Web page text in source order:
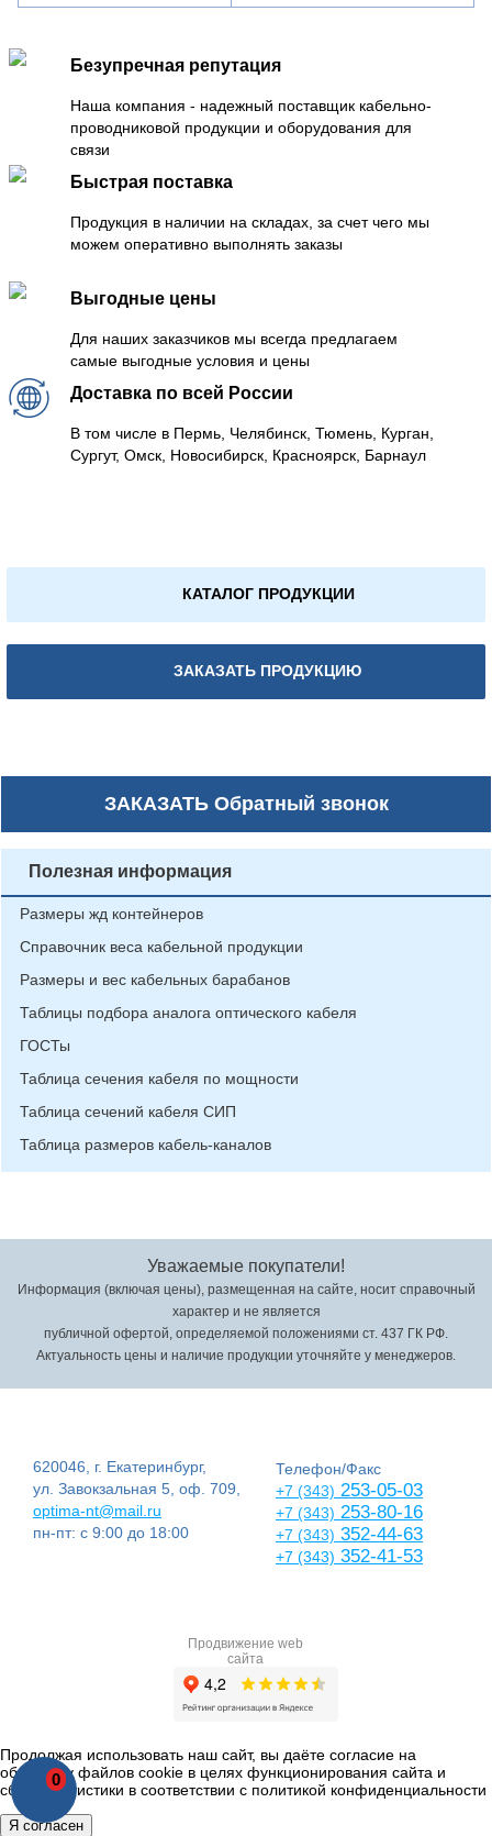
Безупречная репутация
Наша компания - надежный поставщик кабельно-
проводниковой продукции и оборудования для
связи
Быстрая поставка
Продукция в наличии на складах, за счет чего мы
можем оперативно выполнять заказы
Выгодные цены
Для наших заказчиков мы всегда предлагаем
самые выгодные условия и цены
Доставка по всей России
В том числе в Пермь, Челябинск, Тюмень, Курган,
Сургут, Омск, Новосибирск, Красноярск, Барнаул
КАТАЛОГ ПРОДУКЦИИ
ЗАКАЗАТЬ ПРОДУКЦИЮ
ЗАКАЗАТЬОбратный звонок
0
Полезная информация
Размеры жд контейнеров
Справочник веса кабельной продукции
Размеры и вес кабельных барабанов
Таблицы подбора аналога оптического кабеля
ГОСТы
Таблица сечения кабеля по мощности
Таблица сечений кабеля СИП
Таблица размеров кабель-каналов
Уважаемые покупатели!
Информация (включая цены), размещенная на сайте, носит справочный
характер и не является
публичной офертой, определяемой положениями ст. 437 ГК РФ.
Актуальность цены и наличие продукции уточняйте у менеджеров.
620046, г. Екатеринбург,
ул. Завокзальная 5, оф. 709,
optima-nt@mail.ru
пн-пт: с 9:00 до 18:00
Телефон/Факс
+7 (343) 253-05-03
+7 (343) 253-80-16
+7 (343) 352-44-63
+7 (343) 352-41-53
Продвижение web
сайта
Продолжая использовать наш сайт, вы даёте согласие на
обработку файлов cookie в целях функционирования сайта и
сбора статистики в соответствии с политикой конфиденциальности
Я согласен